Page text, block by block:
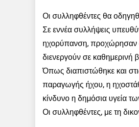
Οι συλληφθέντες θα
Σε εννέα συλλήψεις
ηχορύπανση, προχώρησαν
διενεργούν σε καθημερινή
Όπως διαπιστώθηκε και
παραγωγής ήχου, η
κίνδυνο η δημόσια υγεία
Οι συλληφθέντες, με τη